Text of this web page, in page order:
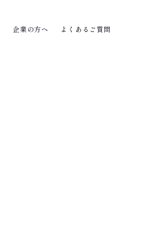
企業の方へ よくあるご質問